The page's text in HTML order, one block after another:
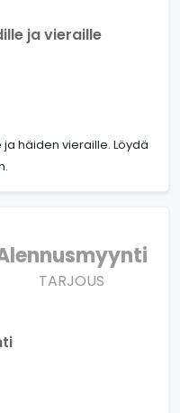
ja vieraille
häiden vieraille. Löydä
TARJOUS